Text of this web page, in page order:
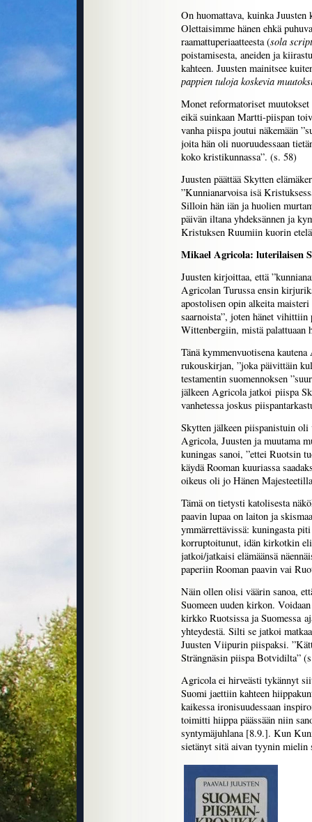
On huomattava, kuinka Juusten
Olettaisimme hänen ehkä
raamattuperiaatteesta (sola
poistamisesta, aneiden ja
kahteen. Juusten mainitsee
pappien tuloja koskevia
Monet reformatoriset
eikä suinkaan Martti-piispan
vanha piispa joutui näkemään
joita hän oli nuoruudessaan
koko kristikunnassa”. (s. 58)
Juusten päättää Skytten
”Kunnianarvoisa isä
Silloin hän iän ja huolien
päivän iltana yhdeksännen ja
Kristuksen Ruumiin kuorin
Mikael Agricola: luterilaisen
Juusten kirjoittaa, että
Agricolan Turussa ensin
apostolisen opin alkeita
saarnoista”, joten hänet
Wittenbergiin, mistä palattuaan
Tänä kymmenvuotisena
rukouskirjan, ”joka päivittäin
testamentin suomennoksen
jälkeen Agricola jatkoi piispa
vanhetessa joskus
Skytten jälkeen piispanistuin oli
Agricola, Juusten ja muutama
kuningas sanoi, ”ettei Ruotsin
käydä Rooman kuuriassa
oikeus oli jo Hänen
Tämä on tietysti katolisesta
paavin lupaa on laiton ja
ymmärrettävissä: kuningasta
korruptoitunut, idän kirkotkin
jatkoi/jatkaisi elämäänsä
paperiin Rooman paavin vai
Näin ollen olisi väärin sanoa,
Suomeen uuden kirkon.
kirkko Ruotsissa ja Suomessa
yhteydestä. Silti se jatkoi
Juusten Viipurin piispaksi.
Strängnäsin piispa Botvidilta”
Agricola ei hirveästi tykännyt
Suomi jaettiin kahteen
kaikessa ironisuudessaan
toimitti hiippa päässään niin
syntymäjuhlana [8.9.]. Kun
sietänyt sitä aivan tyynin mielin